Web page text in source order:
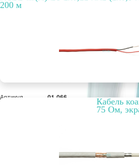
200 м
Артикул 01-066
2,56 руб.
Кабель
75 Ом,